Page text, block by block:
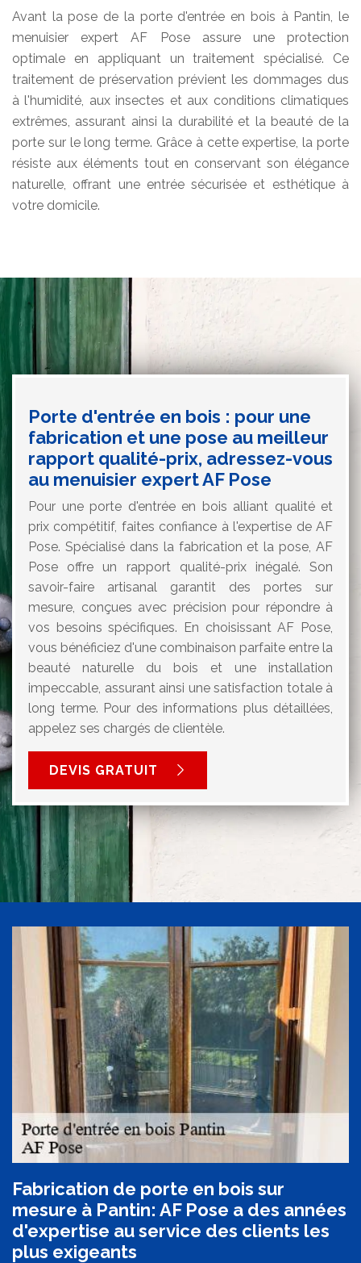
Avant la pose de la porte d'entrée en bois à Pantin, le
menuisier expert AF Pose assure une protection
optimale en appliquant un traitement spécialisé. Ce
traitement de préservation prévient les dommages dus
à l'humidité, aux insectes et aux conditions climatiques
extrêmes, assurant ainsi la durabilité et la beauté de la
porte sur le long terme. Grâce à cette expertise, la porte
résiste aux éléments tout en conservant son élégance
naturelle, offrant une entrée sécurisée et esthétique à
votre domicile.
Porte d'entrée en bois : pour une
fabrication et une pose au meilleur
rapport qualité-prix, adressez-vous
au menuisier expert AF Pose
Pour une porte d'entrée en bois alliant qualité et
prix compétitif, faites confiance à l'expertise de AF
Pose. Spécialisé dans la fabrication et la pose, AF
Pose offre un rapport qualité-prix inégalé. Son
savoir-faire artisanal garantit des portes sur
mesure, conçues avec précision pour répondre à
vos besoins spécifiques. En choisissant AF Pose,
vous bénéficiez d'une combinaison parfaite entre la
beauté naturelle du bois et une installation
impeccable, assurant ainsi une satisfaction totale à
long terme. Pour des informations plus détaillées,
appelez ses chargés de clientèle.
DEVIS GRATUIT
Fabrication de porte en bois sur
mesure à Pantin: AF Pose a des années
d'expertise au service des clients les
plus exigeants